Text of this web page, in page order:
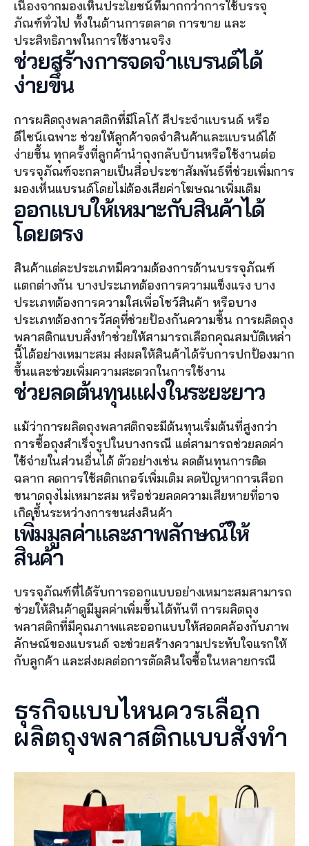
เนื่องจากมองเห็นประโยชน์ที่มากกว่าการใช้บรรจุ
ภัณฑ์ทั่วไป ทั้งในด้านการตลาด การขาย และ
ประสิทธิภาพในการใช้งานจริง
ช่วยสร้างการจดจำแบรนด์ได้
ง่ายขึ้น
การผลิตถุงพลาสติกที่มีโลโก้ สีประจำแบรนด์ หรือ
ดีไซน์เฉพาะ ช่วยให้ลูกค้าจดจำสินค้าและแบรนด์ได้
ง่ายขึ้น ทุกครั้งที่ลูกค้านำถุงกลับบ้านหรือใช้งานต่อ
บรรจุภัณฑ์จะกลายเป็นสื่อประชาสัมพันธ์ที่ช่วยเพิ่มการ
มองเห็นแบรนด์โดยไม่ต้องเสียค่าโฆษณาเพิ่มเติม
ออกแบบให้เหมาะกับสินค้าได้
โดยตรง
สินค้าแต่ละประเภทมีความต้องการด้านบรรจุภัณฑ์
แตกต่างกัน บางประเภทต้องการความแข็งแรง บาง
ประเภทต้องการความใสเพื่อโชว์สินค้า หรือบาง
ประเภทต้องการวัสดุที่ช่วยป้องกันความชื้น การผลิตถุง
พลาสติกแบบสั่งทำช่วยให้สามารถเลือกคุณสมบัติเหล่า
นี้ได้อย่างเหมาะสม ส่งผลให้สินค้าได้รับการปกป้องมาก
ขึ้นและช่วยเพิ่มความสะดวกในการใช้งาน
ช่วยลดต้นทุนแฝงในระยะยาว
แม้ว่าการผลิตถุงพลาสติกจะมีต้นทุนเริ่มต้นที่สูงกว่า
การซื้อถุงสำเร็จรูปในบางกรณี แต่สามารถช่วยลดค่า
ใช้จ่ายในส่วนอื่นได้ ตัวอย่างเช่น ลดต้นทุนการติด
ฉลาก ลดการใช้สติกเกอร์เพิ่มเติม ลดปัญหาการเลือก
ขนาดถุงไม่เหมาะสม หรือช่วยลดความเสียหายที่อาจ
เกิดขึ้นระหว่างการขนส่งสินค้า
เพิ่มมูลค่าและภาพลักษณ์ให้
สินค้า
บรรจุภัณฑ์ที่ได้รับการออกแบบอย่างเหมาะสมสามารถ
ช่วยให้สินค้าดูมีมูลค่าเพิ่มขึ้นได้ทันที การผลิตถุง
พลาสติกที่มีคุณภาพและออกแบบให้สอดคล้องกับภาพ
ลักษณ์ของแบรนด์ จะช่วยสร้างความประทับใจแรกให้
กับลูกค้า และส่งผลต่อการตัดสินใจซื้อในหลายกรณี
ธุรกิจแบบไหนควรเลือก
ผลิตถุงพลาสติกแบบสั่งทำ